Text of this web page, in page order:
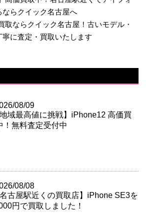
ならクイック名古屋へ
取ならクイック名古屋！古いモデル・
寧に査定・買取いたします
08/09
地域最高値に挑戦】iPhone12 高価買
！無料査定受付中
08/08
名古屋駅近くの買取店】iPhone SE3を
円で買取しました！